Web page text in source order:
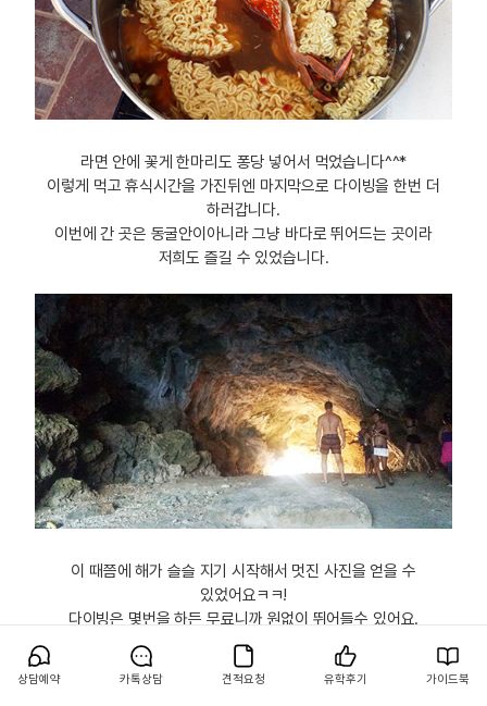
상담예약 카톡상담 견적요청 유학후기 가이드북
라면 안에 꽃게 한마리도 퐁당 넣어서 먹었습니다^^*
이렇게 먹고 휴식시간을 가진뒤엔 마지막으로 다이빙을 한번 더
하러갑니다.
이번에 간 곳은 동굴안이아니라 그냥 바다로 뛰어드는 곳이라
저희도 즐길 수 있었습니다.
이 때쯤에 해가 슬슬 지기 시작해서 멋진 사진을 얻을 수
있었어요ㅋㅋ!
다이빙은 몇번을 하든 무료니까 원없이 뛰어들수 있어요.